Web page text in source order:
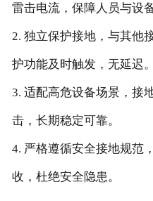
雷击电流，保障人员与设
2. 独立保护接地，与其他
护功能及时触发，无延迟。
3. 适配高危设备场景，接
击，长期稳定可靠。
4. 严格遵循安全接地规范
收，杜绝安全隐患。